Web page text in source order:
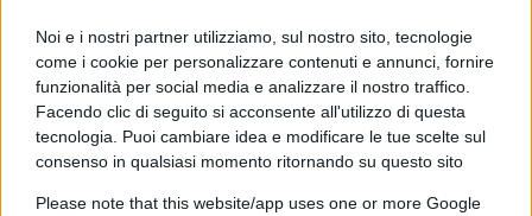
Noi e i nostri partner utilizziamo, sul nostro sito, tecnologie
come i cookie per personalizzare contenuti e annunci, fornire
funzionalità per social media e analizzare il nostro traffico.
Facendo clic di seguito si acconsente all'utilizzo di questa
tecnologia. Puoi cambiare idea e modificare le tue scelte sul
consenso in qualsiasi momento ritornando su questo sito
Please note that this website/app uses one or more Google
Muro”, un percorso artistico che si sviluppa
attorno a un monumentale recinto brutalista in
calcestruzzo, concepito come simbolo di
protezione, raccoglimento e generazione di uno
spazio interiore.